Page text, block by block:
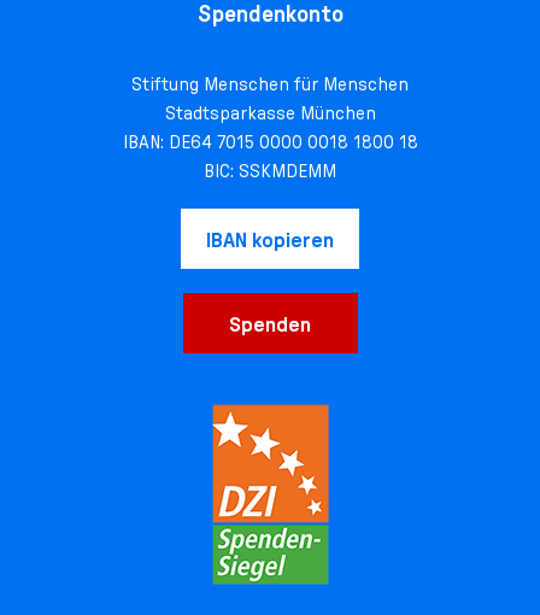
Spendenkonto
Stiftung Menschen für Menschen
Stadtsparkasse München
IBAN: DE64 7015 0000 0018 1800 18
BIC: SSKMDEMM
IBAN kopieren
Spenden